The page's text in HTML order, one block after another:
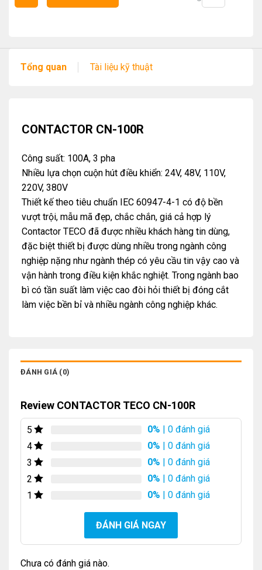
Tổng quan Tài liệu kỹ thuật
CONTACTOR CN-100R
Công suất: 100A, 3 pha
Nhiều lựa chọn cuộn hút điều khiển: 24V, 48V, 110V,
220V, 380V
Thiết kế theo tiêu chuẩn IEC 60947-4-1 có độ bền
vượt trội, mẫu mã đẹp, chắc chắn, giá cả hợp lý
Contactor TECO đã được nhiều khách hàng tin dùng,
đặc biệt thiết bị được dùng nhiều trong ngành công
nghiệp nặng như ngành thép có yêu cầu tin vậy cao và
vận hành trong điều kiện khắc nghiệt. Trong ngành bao
bì có tần suất làm việc cao đòi hỏi thiết bị đóng cắt
làm việc bền bỉ và nhiều ngành công nghiệp khác.
ĐÁNH GIÁ (0)
Review CONTACTOR TECO CN-100R
5 0% | 0 đánh giá
4
0% | 0 đánh giá
3
0% | 0 đánh giá
2
0% | 0 đánh giá
1
0% | 0 đánh giá
ĐÁNH GIÁ NGAY
Chưa có đánh giá nào.